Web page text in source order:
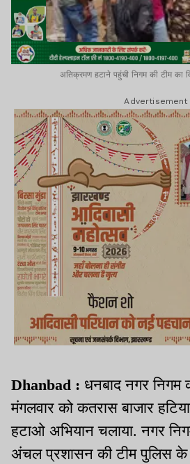
अतिक्रमण हटाने पहुंची निगम की टीम का
Advertisement
Dhanbad : धनबाद नगर निगम
मंगलवार को कतरास बाजार
हटाओ अभियान चलाया. नगर
अंचल प्रशासन की टीम पुलिस